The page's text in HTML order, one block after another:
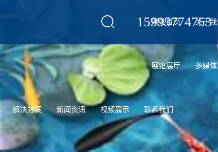
15995774753
网站首页 关于
展馆展厅 多媒
解决方案 新闻资讯 视频展示 联系我们